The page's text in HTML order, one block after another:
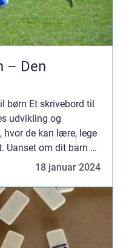
– Den
børn Et skrivebord til
udvikling og
de kan lære, lege
Uanset om dit barn er
og skrive, ...
18 januar 2024